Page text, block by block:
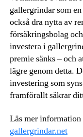
gallergrindar som
också dra nytta av
försäkringsbolag
investera i
premie sänks – och
lägre genom detta.
investering som
framförallt säkrar
Läs mer
gallergrindar.net